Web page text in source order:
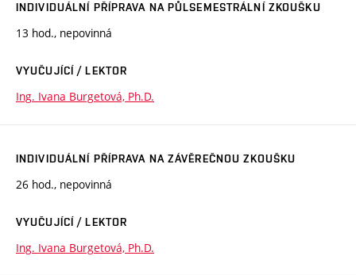
INDIVIDUÁLNÍ PŘÍPRAVA NA PŮLSEMESTRÁLNÍ ZKOUŠKU
13 hod., nepovinná
VYUČUJÍCÍ / LEKTOR
Ing. Ivana Burgetová, Ph.D.
INDIVIDUÁLNÍ PŘÍPRAVA NA ZÁVĚREČNOU ZKOUŠKU
26 hod., nepovinná
VYUČUJÍCÍ / LEKTOR
Ing. Ivana Burgetová, Ph.D.